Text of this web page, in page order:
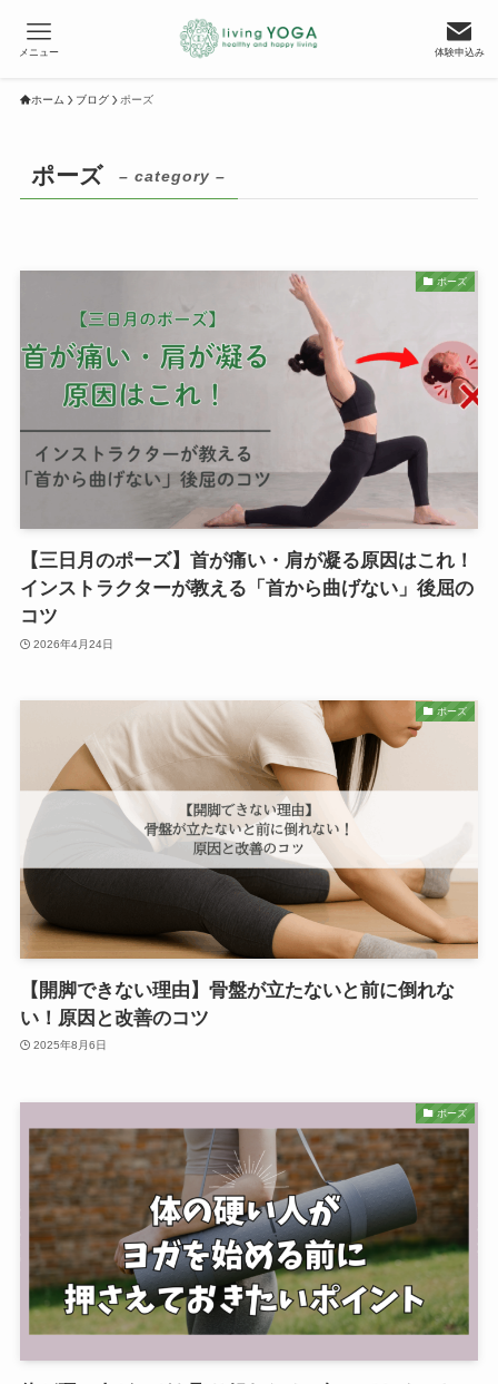
体験申込み
メニュー
ホーム ブログ ポーズ
ポーズ – category –
ポーズ
【三日月のポーズ】首が痛い・肩が凝る原因はこれ！
インストラクターが教える「首から曲げない」後屈の
コツ
2026年4月24日
ポーズ
【開脚できない理由】骨盤が立たないと前に倒れな
い！原因と改善のコツ
2025年8月6日
ポーズ